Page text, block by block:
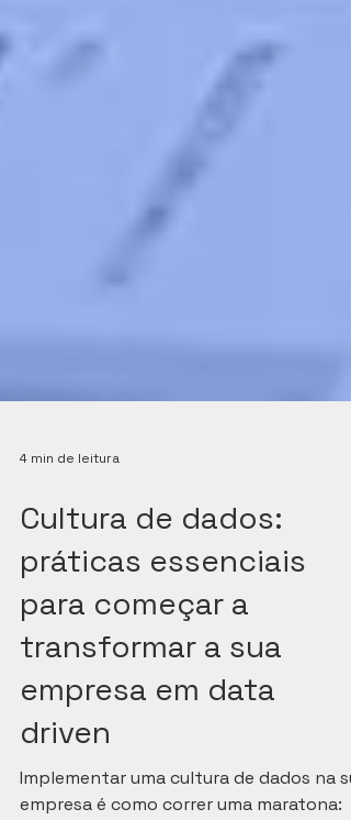
4 min de leitura
Cultura de dados:
práticas essenciais
para começar a
transformar a sua
empresa em data
driven